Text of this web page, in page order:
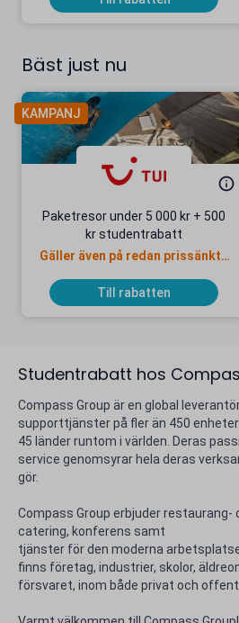
Studentrabatt hos
Compass Group är en global
supporttjänster på fler än 450
45 länder runtom i världen. Deras
service genomsyrar hela deras
gör.
Compass Group erbjuder restaurang-
catering, konferens samt
tjänster för den moderna
finns företag, industrier, skolor,
försvaret, inom både privat och
Bäst just nu
KAMPANJ
Paketresor under 5 000 kr + 500
kr studentrabatt
Gäller även på redan prissänkta
Till rabatten